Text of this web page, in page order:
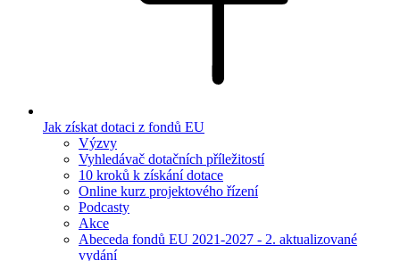
Jak získat dotaci z fondů EU
Výzvy
Vyhledávač dotačních příležitostí
10 kroků k získání dotace
Online kurz projektového řízení
Podcasty
Akce
Abeceda fondů EU 2021-2027 - 2. aktualizované
vydání